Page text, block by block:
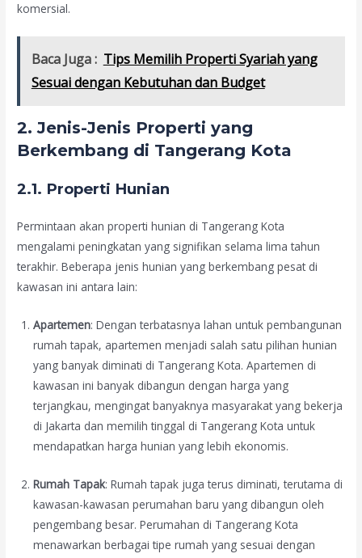
komersial.
Baca Juga : Tips Memilih Properti Syariah yang
Sesuai dengan Kebutuhan dan Budget
2. Jenis-Jenis Properti yang
Berkembang di Tangerang Kota
2.1. Properti Hunian
Permintaan akan properti hunian di Tangerang Kota
mengalami peningkatan yang signifikan selama lima tahun
terakhir. Beberapa jenis hunian yang berkembang pesat di
kawasan ini antara lain:
Apartemen: Dengan terbatasnya lahan untuk pembangunan
rumah tapak, apartemen menjadi salah satu pilihan hunian
yang banyak diminati di Tangerang Kota. Apartemen di
kawasan ini banyak dibangun dengan harga yang
terjangkau, mengingat banyaknya masyarakat yang bekerja
di Jakarta dan memilih tinggal di Tangerang Kota untuk
mendapatkan harga hunian yang lebih ekonomis.
Rumah Tapak: Rumah tapak juga terus diminati, terutama di
kawasan-kawasan perumahan baru yang dibangun oleh
pengembang besar. Perumahan di Tangerang Kota
menawarkan berbagai tipe rumah yang sesuai dengan